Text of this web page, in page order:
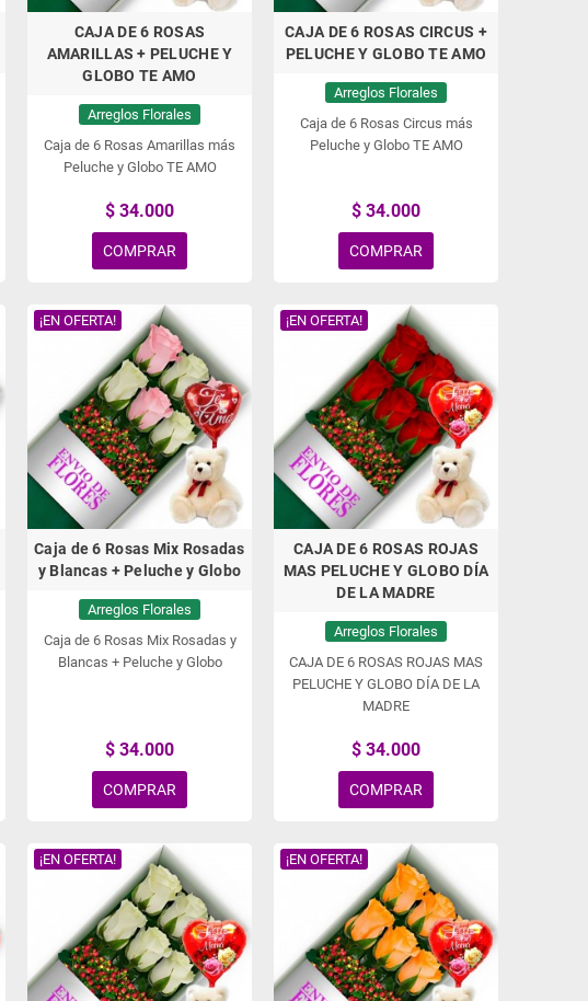
CAJA DE 6 ROSAS
AMARILLAS + PELUCHE Y
GLOBO TE AMO
Arreglos Florales
Caja de 6 Rosas Amarillas más
Peluche y Globo TE AMO
$ 34.000
COMPRAR
CAJA DE 6 ROSAS CIRCUS +
PELUCHE Y GLOBO TE AMO
Arreglos Florales
Caja de 6 Rosas Circus más
Peluche y Globo TE AMO
$ 34.000
COMPRAR
¡EN OFERTA!
Caja de 6 Rosas Mix Rosadas
y Blancas + Peluche y Globo
Arreglos Florales
Caja de 6 Rosas Mix Rosadas y
Blancas + Peluche y Globo
$ 34.000
COMPRAR
¡EN OFERTA!
CAJA DE 6 ROSAS ROJAS
MAS PELUCHE Y GLOBO DÍA
DE LA MADRE
Arreglos Florales
CAJA DE 6 ROSAS ROJAS MAS
PELUCHE Y GLOBO DÍA DE LA
MADRE
$ 34.000
COMPRAR
¡EN OFERTA! ¡EN OFERTA!